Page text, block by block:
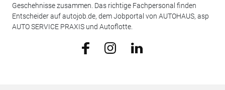
Geschehnisse zusammen. Das richtige Fachpersonal finden
Entscheider auf autojob.de, dem Jobportal von AUTOHAUS, asp
AUTO SERVICE PRAXIS und Autoflotte.